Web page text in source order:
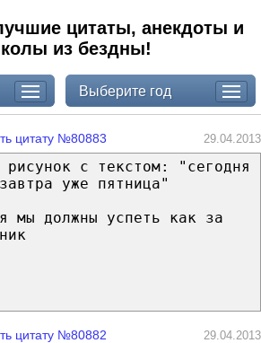
цитаты, анекдоты и
из бездны!
Выберите год
цитату №80883 29.04.2013
с текстом: "сегодня
уже пятница"
мы должны успеть как за
цитату №80882 29.04.2013